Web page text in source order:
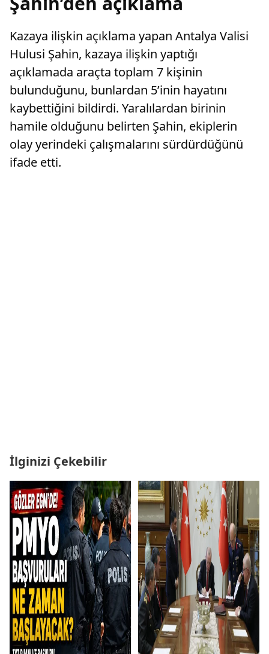
Kazaya ilişkin açıklama yapan Antalya Valisi
Hulusi Şahin, kazaya ilişkin yaptığı
açıklamada araçta toplam 7 kişinin
bulunduğunu, bunlardan 5’inin hayatını
kaybettiğini bildirdi. Yaralılardan birinin
hamile olduğunu belirten Şahin, ekiplerin
olay yerindeki çalışmalarını sürdürdüğünü
ifade etti.
İlginizi Çekebilir